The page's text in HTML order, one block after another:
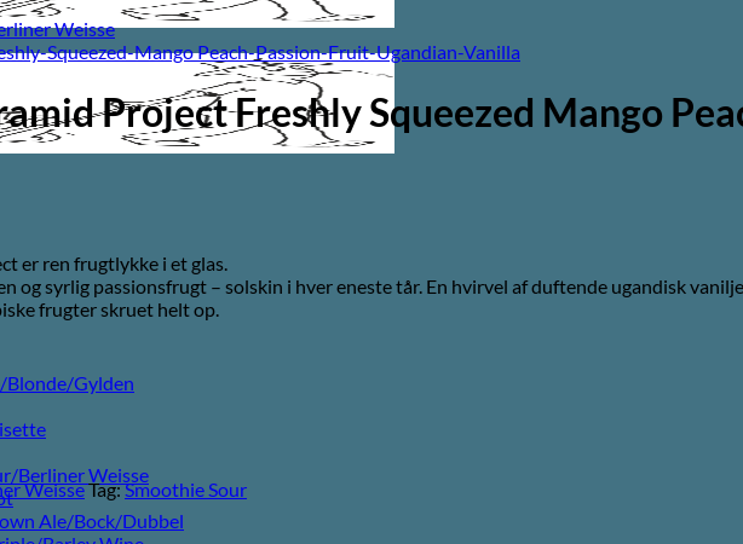
Blonde/Gylden
Berliner Weisse
Ale/Bock/Dubbel
Weisse
Project Freshly Squeezed Mango
er ren frugtlykke i et glas.
og syrlig passionsfrugt – solskin i hver eneste tår. En hvirvel af duftende ugandisk
frugter skruet helt op.
WeisseTag:Smoothie Sour